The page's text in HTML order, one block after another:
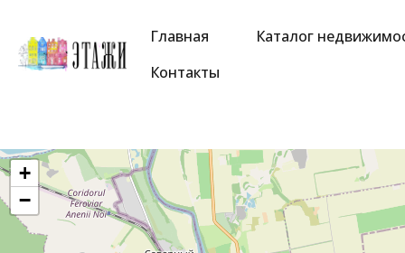
Главная
Каталог
Контакты
+
−